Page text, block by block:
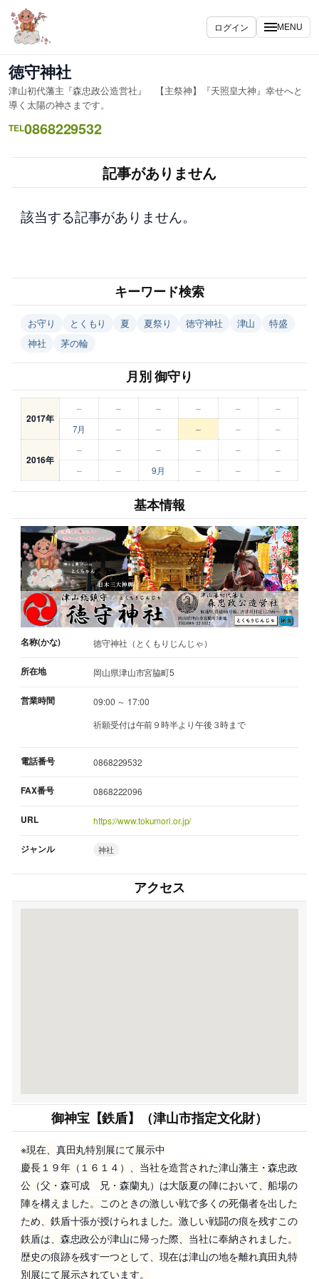
内
容
ス
キ
ッ
プ
ログイン MENU
徳守神社
津山初代藩主『森忠政公造営社』 【主祭神】『天照皇大神』幸せへと
導く太陽の神さまです。
TEL0868229532
記事がありません
該当する記事がありません。
キーワード検索
お守り とくもり 夏 夏祭り 徳守神社 津山
特盛
神社
茅の輪
月別 御守り
2017年
– – – – –
–
7月
– – – – –
2016年
– – – – –
–
–
– 9月 – – –
基本情報
名称(かな) 徳守神社（とくもりじんじゃ）
所在地 岡山県津山市宮脇町5
営業時間
09:00 ～ 17:00
祈願受付は午前９時半より午後３時まで
電話番号 0868229532
FAX番号 0868222096
URL https://www.tokumori.or.jp/
ジャンル 神社
アクセス
御神宝【鉄盾】（津山市指定文化財）
※現在、真田丸特別展にて展示中
慶長１９年（１６１４）、当社を造営された津山藩主・森忠政
公（父・森可成 兄・森蘭丸）は大阪夏の陣において、船場の
陣を構えました。このときの激しい戦で多くの死傷者を出した
ため、鉄盾十張が授けられました。激しい戦闘の痕を残すこの
鉄盾は、森忠政公が津山に帰った際、当社に奉納されました。
歴史の痕跡を残す一つとして、現在は津山の地を離れ真田丸特
別展にて展示されています。